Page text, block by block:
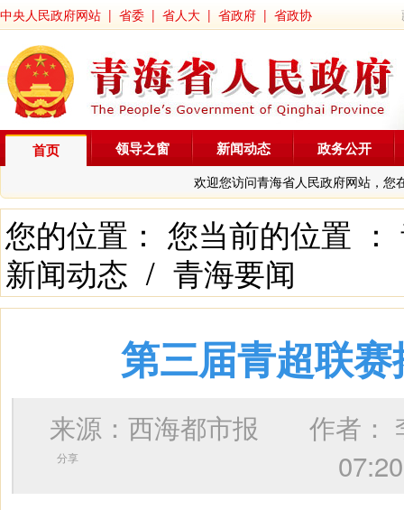
中央人民政府网站 | 省委 | 省人大 | 省政府 | 省政协
首页
欢迎您访问青海省人民政府网站，您
领导之窗 新闻动态 政务公开
您的位置： 您当前的位置 ：
新闻动态 / 青海要闻
第三届青超联
来源：西海都市报 作者：
分享